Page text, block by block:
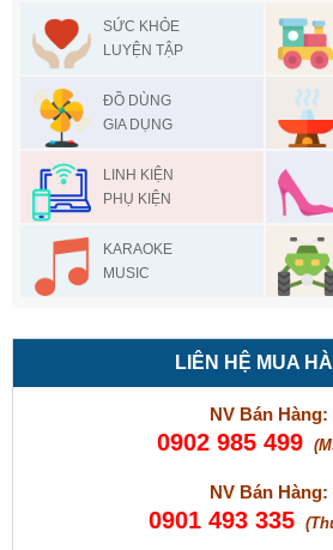
SỨC KHỎE
LUYỆN TẬP
ĐỒ DÙNG
GIA DỤNG
LINH KIỆN
PHỤ KIỆN
KARAOKE
MUSIC
LIÊN HỆ MUA
NV Bán Hàng:
0902 985 499
NV Bán Hàng:
0901 493 335